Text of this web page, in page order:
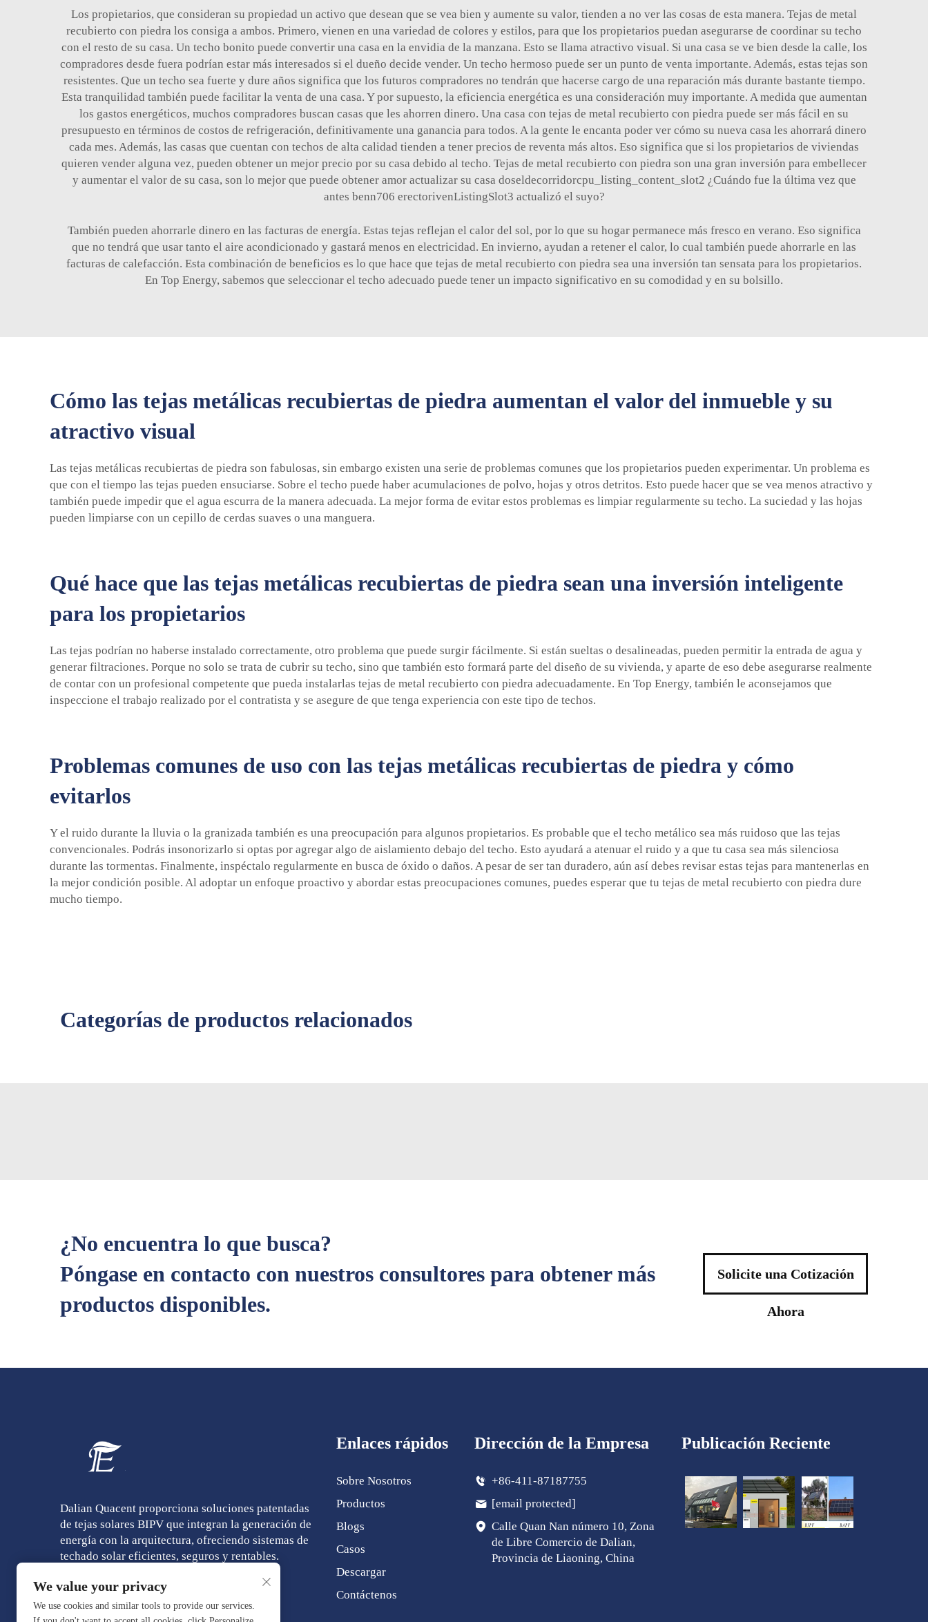
Los propietarios, que consideran su propiedad un activo que desean que se vea bien y aumente su valor, tienden a no ver las cosas de esta manera. Tejas de metal
recubierto con piedra los consiga a ambos. Primero, vienen en una variedad de colores y estilos, para que los propietarios puedan asegurarse de coordinar su techo
con el resto de su casa. Un techo bonito puede convertir una casa en la envidia de la manzana. Esto se llama atractivo visual. Si una casa se ve bien desde la calle, los
compradores desde fuera podrían estar más interesados si el dueño decide vender. Un techo hermoso puede ser un punto de venta importante. Además, estas tejas son
resistentes. Que un techo sea fuerte y dure años significa que los futuros compradores no tendrán que hacerse cargo de una reparación más durante bastante tiempo.
Esta tranquilidad también puede facilitar la venta de una casa. Y por supuesto, la eficiencia energética es una consideración muy importante. A medida que aumentan
los gastos energéticos, muchos compradores buscan casas que les ahorren dinero. Una casa con tejas de metal recubierto con piedra puede ser más fácil en su
presupuesto en términos de costos de refrigeración, definitivamente una ganancia para todos. A la gente le encanta poder ver cómo su nueva casa les ahorrará dinero
cada mes. Además, las casas que cuentan con techos de alta calidad tienden a tener precios de reventa más altos. Eso significa que si los propietarios de viviendas
quieren vender alguna vez, pueden obtener un mejor precio por su casa debido al techo. Tejas de metal recubierto con piedra son una gran inversión para embellecer
y aumentar el valor de su casa, son lo mejor que puede obtener amor actualizar su casa doseldecorridorcpu_listing_content_slot2 ¿Cuándo fue la última vez que
antes benn706 erectorivenListingSlot3 actualizó el suyo?
También pueden ahorrarle dinero en las facturas de energía. Estas tejas reflejan el calor del sol, por lo que su hogar permanece más fresco en verano. Eso significa
que no tendrá que usar tanto el aire acondicionado y gastará menos en electricidad. En invierno, ayudan a retener el calor, lo cual también puede ahorrarle en las
facturas de calefacción. Esta combinación de beneficios es lo que hace que tejas de metal recubierto con piedra sea una inversión tan sensata para los propietarios.
En Top Energy, sabemos que seleccionar el techo adecuado puede tener un impacto significativo en su comodidad y en su bolsillo.
Cómo las tejas metálicas recubiertas de piedra aumentan el valor del inmueble y su
atractivo visual
Las tejas metálicas recubiertas de piedra son fabulosas, sin embargo existen una serie de problemas comunes que los propietarios pueden experimentar. Un problema es
que con el tiempo las tejas pueden ensuciarse. Sobre el techo puede haber acumulaciones de polvo, hojas y otros detritos. Esto puede hacer que se vea menos atractivo y
también puede impedir que el agua escurra de la manera adecuada. La mejor forma de evitar estos problemas es limpiar regularmente su techo. La suciedad y las hojas
pueden limpiarse con un cepillo de cerdas suaves o una manguera.
Qué hace que las tejas metálicas recubiertas de piedra sean una inversión inteligente
para los propietarios
Las tejas podrían no haberse instalado correctamente, otro problema que puede surgir fácilmente. Si están sueltas o desalineadas, pueden permitir la entrada de agua y
generar filtraciones. Porque no solo se trata de cubrir su techo, sino que también esto formará parte del diseño de su vivienda, y aparte de eso debe asegurarse realmente
de contar con un profesional competente que pueda instalarlas tejas de metal recubierto con piedra adecuadamente. En Top Energy, también le aconsejamos que
inspeccione el trabajo realizado por el contratista y se asegure de que tenga experiencia con este tipo de techos.
Problemas comunes de uso con las tejas metálicas recubiertas de piedra y cómo
evitarlos
Y el ruido durante la lluvia o la granizada también es una preocupación para algunos propietarios. Es probable que el techo metálico sea más ruidoso que las tejas
convencionales. Podrás insonorizarlo si optas por agregar algo de aislamiento debajo del techo. Esto ayudará a atenuar el ruido y a que tu casa sea más silenciosa
durante las tormentas. Finalmente, inspéctalo regularmente en busca de óxido o daños. A pesar de ser tan duradero, aún así debes revisar estas tejas para mantenerlas en
la mejor condición posible. Al adoptar un enfoque proactivo y abordar estas preocupaciones comunes, puedes esperar que tu tejas de metal recubierto con piedra dure
mucho tiempo.
Categorías de productos relacionados
¿No encuentra lo que busca?
Póngase en contacto con nuestros consultores para obtener más
productos disponibles.
Solicite una Cotización
Ahora
Dalian Quacent proporciona soluciones patentadas
de tejas solares BIPV que integran la generación de
energía con la arquitectura, ofreciendo sistemas de
techado solar eficientes, seguros y rentables.
Enlaces rápidos
Sobre Nosotros
Productos
Blogs
Casos
Descargar
Contáctenos
Dirección de la Empresa
+86-411-87187755
[email protected]
Calle Quan Nan número 10, Zona
de Libre Comercio de Dalian,
Provincia de Liaoning, China
Publicación Reciente
We value your privacy
We use cookies and similar tools to provide our services.